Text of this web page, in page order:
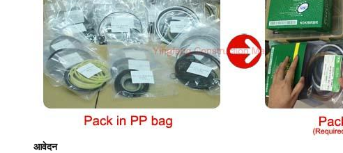
आवेदन